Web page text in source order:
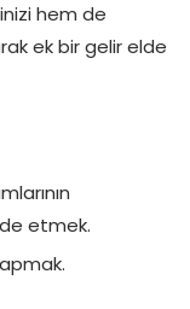
hem de
ek bir gelir elde
etmek.